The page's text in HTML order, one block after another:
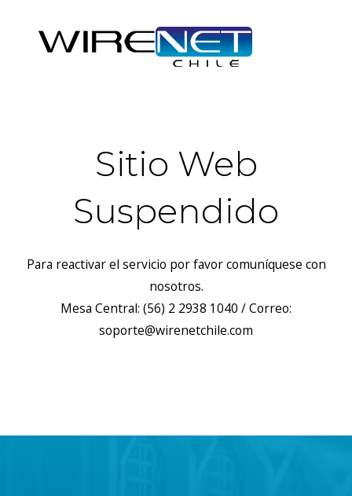
Sitio Web
Suspendido
Para reactivar el servicio por favor comuníquese con
nosotros.
Mesa Central: (56) 2 2938 1040 / Correo:
soporte@wirenetchile.com